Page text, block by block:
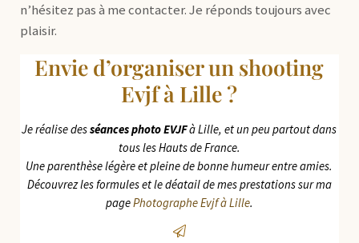
n’hésitez pas à me contacter. Je réponds toujours avec
plaisir.
Envie d’organiser un shooting
Evjf à Lille ?
Je réalise desséances photo EVJFà Lille, et un peu partout dans
tous les Hauts de France.
Une parenthèse légère et pleine de bonne humeur entre amies.
Découvrez les formules et le déatail de mes prestations sur ma
pagePhotographe Evjf à Lille.